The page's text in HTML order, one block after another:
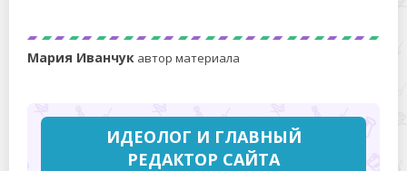
Мария Иванчук автор материала
ИДЕОЛОГ И ГЛАВНЫЙ
РЕДАКТОР САЙТА